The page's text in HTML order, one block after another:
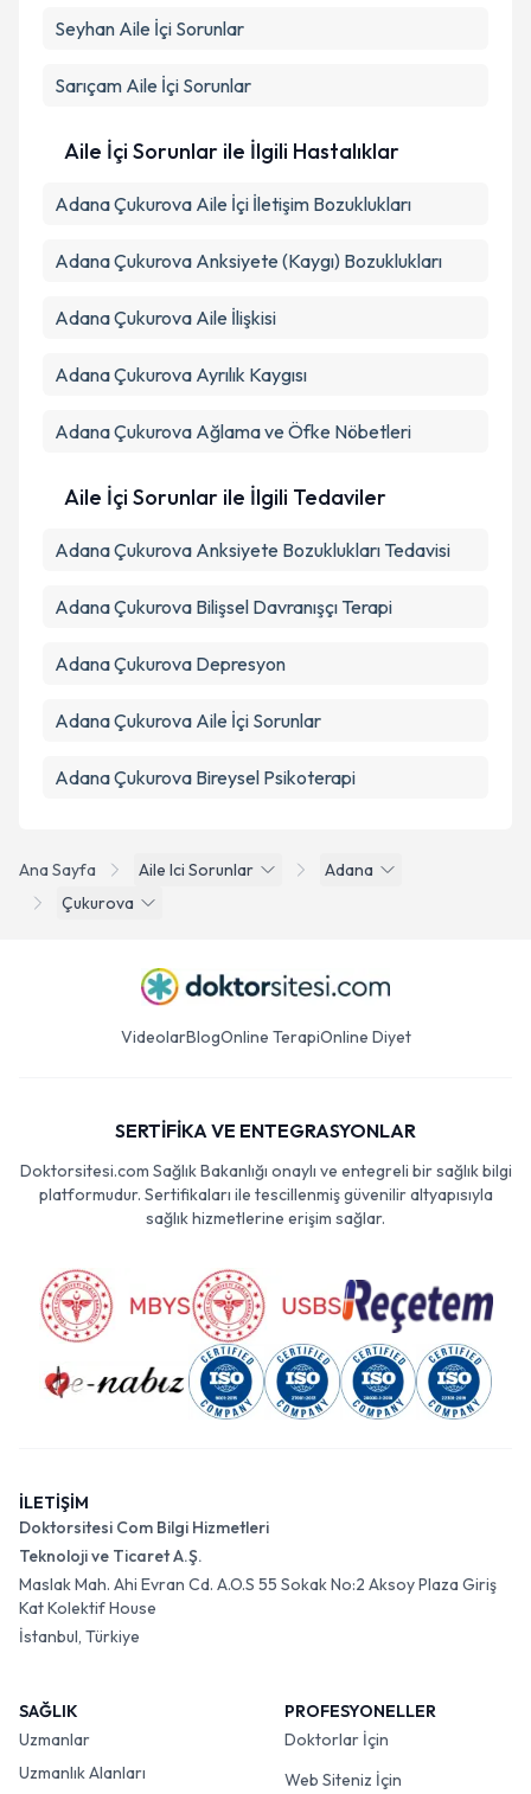
Ana Sayfa Aile Ici Sorunlar
Adana
Çukurova
Seyhan Aile İçi Sorunlar
Sarıçam Aile İçi Sorunlar
Aile İçi Sorunlar ile İlgili Hastalıklar
Adana Çukurova Aile İçi İletişim Bozuklukları
Adana Çukurova Anksiyete (Kaygı) Bozuklukları
Adana Çukurova Aile İlişkisi
Adana Çukurova Ayrılık Kaygısı
Adana Çukurova Ağlama ve Öfke Nöbetleri
Aile İçi Sorunlar ile İlgili Tedaviler
Adana Çukurova Anksiyete Bozuklukları Tedavisi
Adana Çukurova Bilişsel Davranışçı Terapi
Adana Çukurova Depresyon
Adana Çukurova Aile İçi Sorunlar
Adana Çukurova Bireysel Psikoterapi
VideolarBlogOnline TerapiOnline Diyet
SERTİFİKA VE ENTEGRASYONLAR
Doktorsitesi.com Sağlık Bakanlığı onaylı ve entegreli bir sağlık bilgi
platformudur. Sertifikaları ile tescillenmiş güvenilir altyapısıyla
sağlık hizmetlerine erişim sağlar.
İLETİŞİM
Doktorsitesi Com Bilgi Hizmetleri
Teknoloji ve Ticaret A.Ş.
Maslak Mah. Ahi Evran Cd. A.O.S 55 Sokak No:2 Aksoy Plaza Giriş
Kat Kolektif House
İstanbul, Türkiye
SAĞLIK
Uzmanlar
Uzmanlık Alanları
PROFESYONELLER
Doktorlar İçin
Web Siteniz İçin